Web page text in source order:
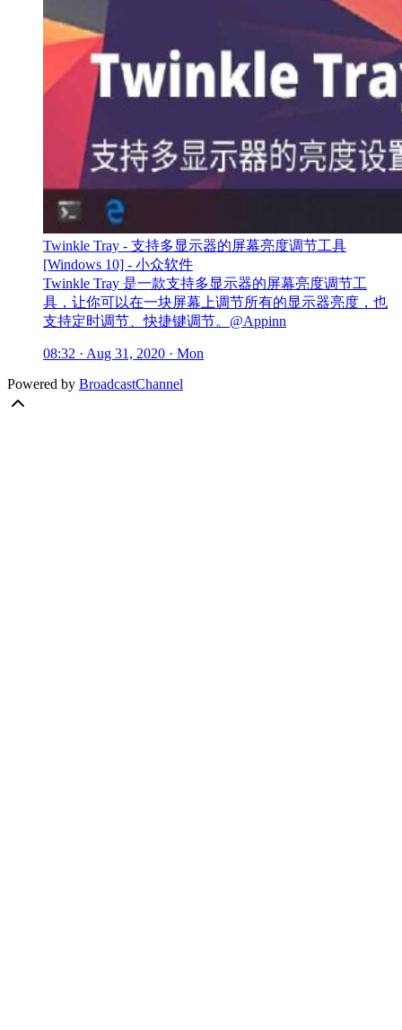
Twinkle Tray - 支持多显示器的屏幕亮度调节工具
[Windows 10] - 小众软件
Twinkle Tray 是一款支持多显示器的屏幕亮度调节工
具，让你可以在一块屏幕上调节所有的显示器亮度，也
支持定时调节、快捷键调节。@Appinn
08:32 · Aug 31, 2020 · Mon
Powered by BroadcastChannel